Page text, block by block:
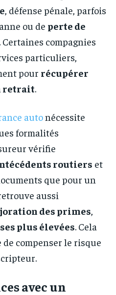
, défense pénale, parfois
ou de perte de
compagnies
particuliers,
pour récupérer
retrait.
autonécessite
formalités
vérifie
routiers et
que pour un
aussi
des primes
plus élevées. Cela
compenser le risque
avec un